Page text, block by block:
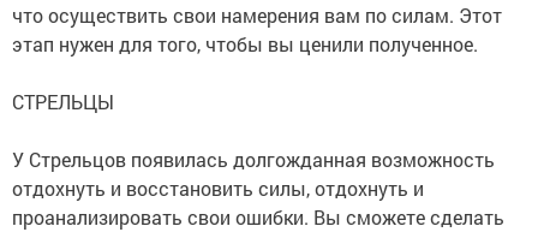
что осуществить свои намерения вам по силам. Этот
этап нужен для того, чтобы вы ценили полученное.
СТРЕЛЬЦЫ
У Стрельцов появилась долгожданная возможность
отдохнуть и восстановить силы, отдохнуть и
проанализировать свои ошибки. Вы сможете сделать